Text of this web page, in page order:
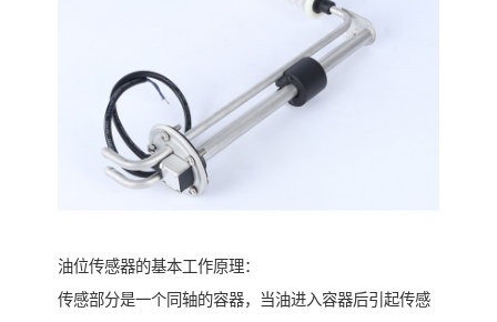
油位传感器的基本工作原理：
传感部分是一个同轴的容器，当油进入容器后引起传感